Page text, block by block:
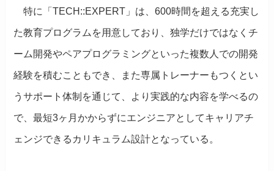
特に「TECH::EXPERT」は、600時間を超える充実し
た教育プログラムを用意しており、独学だけではなくチ
ーム開発やペアプログラミングといった複数人での開発
経験を積むこともでき、また専属トレーナーもつくとい
うサポート体制を通じて、より実践的な内容を学べるの
で、最短3ヶ月かからずにエンジニアとしてキャリアチ
ェンジできるカリキュラム設計となっている。